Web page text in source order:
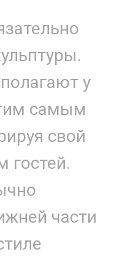
у
самым
свой
гостей.
части